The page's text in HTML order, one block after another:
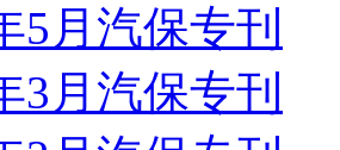
5月汽保专刊
3月汽保专刊